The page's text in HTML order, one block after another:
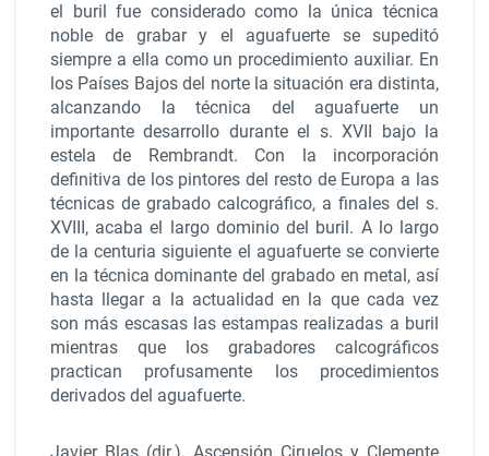
el buril fue considerado como la única técnica
noble de grabar y el aguafuerte se supeditó
siempre a ella como un procedimiento auxiliar. En
los Países Bajos del norte la situación era distinta,
alcanzando la técnica del aguafuerte un
importante desarrollo durante el s. XVII bajo la
estela de Rembrandt. Con la incorporación
definitiva de los pintores del resto de Europa a las
técnicas de grabado calcográfico, a finales del s.
XVIII, acaba el largo dominio del buril. A lo largo
de la centuria siguiente el aguafuerte se convierte
en la técnica dominante del grabado en metal, así
hasta llegar a la actualidad en la que cada vez
son más escasas las estampas realizadas a buril
mientras que los grabadores calcográficos
practican profusamente los procedimientos
derivados del aguafuerte.